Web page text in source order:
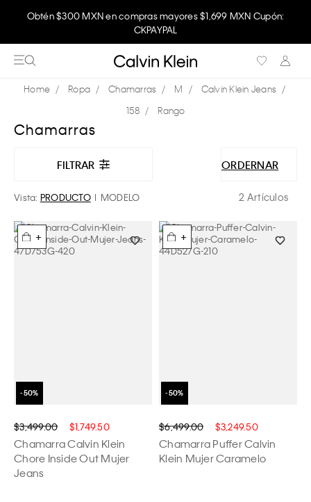
Obtén $300 MXN en compras mayores $1,699 MXN Cupón:
CKPAYPAL
Ropa Chamarras M
Calvin Klein Jeans
158
Rango
Chamarras
FILTRAR ORDERNAR
Vista: PRODUCTO MODELO 2 Artículos
+
$3,499.00 $1,749.50
Chamarra Calvin Klein
Chore Inside Out Mujer
Jeans
+
$6,499.00 $3,249.50
Chamarra Puffer Calvin
Klein Mujer Caramelo